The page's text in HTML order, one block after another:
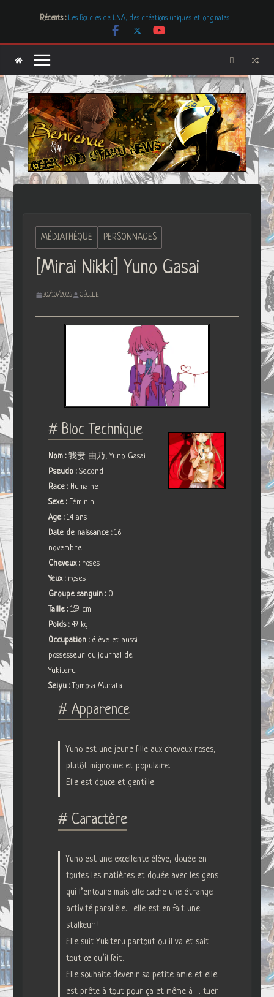
Récents : Les Boucles de LNA, des créations uniques et originales
# Cher GON #01 – juillet 2026
[Dossier] Les dystopies dans la littérature mais pas que …
MÉDIATHÈQUE PERSONNAGES
[Mirai Nikki] Yuno Gasai
30/10/2025 CÉCILE
# Bloc Technique
Nom :我妻 由乃, Yuno Gasai
Pseudo :Second
Race : Humaine
Sexe : Féminin
Age :14 ans
Date de naissance :16
novembre
Cheveux : roses
Yeux : roses
Groupe sanguin : O
Taille :159 cm
Poids :49 kg
Occupation : élève et aussi
possesseur du journal de
Yukiteru
Seiyu :Tomosa Murata
# Apparence
Yuno est une jeune fille aux cheveux roses,
plutôt mignonne et populaire.
Elle est douce et gentille.
# Caractère
Yuno est une excellente élève, douée en
toutes les matières et douée avec les gens
qui l’entoure mais elle cache une étrange
activité parallèle… elle est en fait une
stalkeur !
Elle suit Yukiteru partout ou il va et sait
tout ce qu’il fait.
Elle souhaite devenir sa petite amie et elle
est prête à tout pour ça et même à … tuer